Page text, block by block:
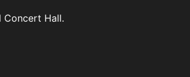
Concert Hall.